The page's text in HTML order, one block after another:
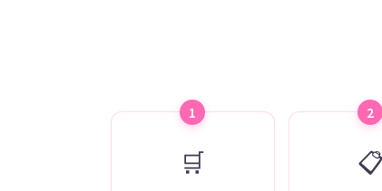
1
🛒
2
📋